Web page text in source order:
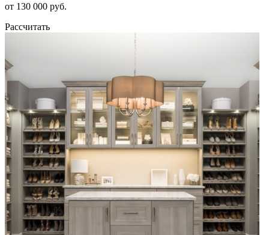
от 130 000 руб.
Рассчитать